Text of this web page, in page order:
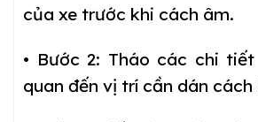
của xe trước khi cách âm.
• Bước 2: Tháo các chi
quan đến vị trí cần dán cách